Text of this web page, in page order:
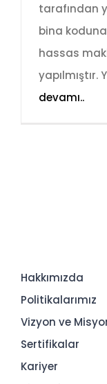
tarafından
bina
hassas
yapılmıştır.
devamı..
Hakkımızda
Politikalarımız
Vizyon ve
Sertifikalar
Kariyer